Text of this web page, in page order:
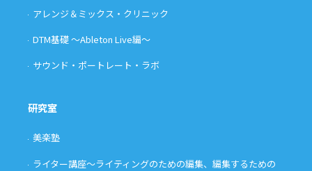
アレンジ＆ミックス・クリニック
DTM基礎 〜Ableton Live編〜
サウンド・ポートレート・ラボ
研究室
美楽塾
ライター講座〜ライティングのための編集、編集するための